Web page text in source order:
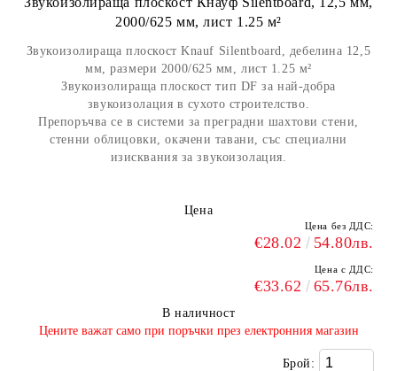
2000/625 мм, лист 1.25 м²
Звукоизолираща плоскост Knauf Silentboard, дебелина 12,5
мм, размери 2000/625 мм, лист 1.25 м²
Звукоизолираща плоскост тип DF за най-добра
звукоизолация в сухото строителство.
Препоръчва се в системи за преградни шахтови стени,
стенни облицовки, окачени тавани, със специални
изисквания за звукоизолация.
Цена
Цена без ДДС:
€28.02 54.80лв.
Цена с ДДС:
€33.62 65.76лв.
В наличност
​Цените важат само при поръчки през електронния магазин
Брой: